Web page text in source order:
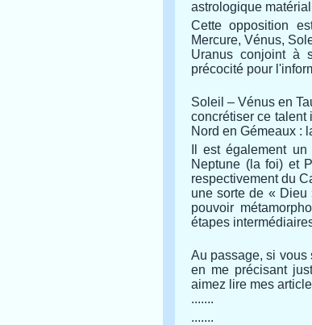
astrologique
Cette opposition
Mercure, Vénus,
Uranus conjoint à
précocité pour
Soleil – Vénus en
concrétiser ce talent
Nord en Gémeaux :
Il est également
Neptune (la foi) et
respectivement du
une sorte de « Dieu
pouvoir
étapes
Au passage, si vous
en me précisant
aimez lire mes
.......
.......